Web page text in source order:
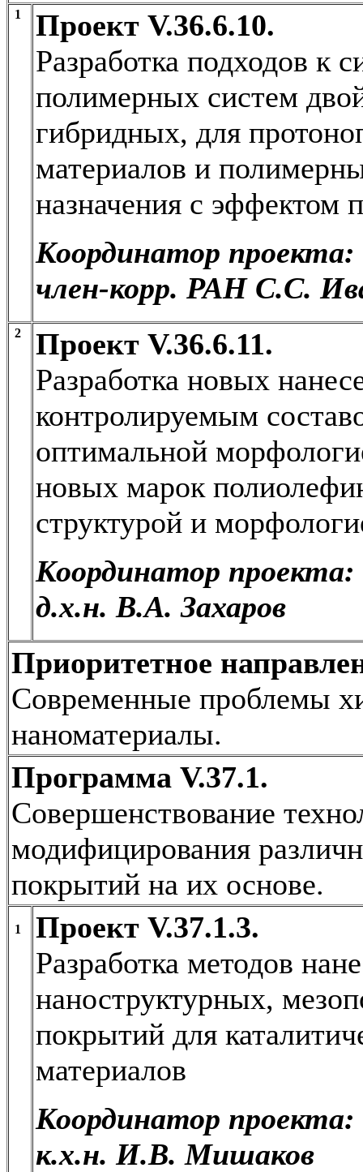
1
Проект V.36.6.10.
Разработка подходов к
полимерных систем
гибридных, для
материалов и
назначения с эффектом
Координатор проекта:
член-корр. РАН С.С.
2
Проект V.36.6.11.
Разработка новых
контролируемым
оптимальной
новых марок
структурой и
Координатор проекта:
д.х.н. В.А. Захаров
Приоритетное
Современные проблемы
наноматериалы.
Программа V.37.1.
Совершенствование
модифицирования
покрытий на их основе.
1
Проект V.37.1.3.
Разработка методов
наноструктурных,
покрытий для
материалов
Координатор проекта:
к.х.н. И.В. Мишаков